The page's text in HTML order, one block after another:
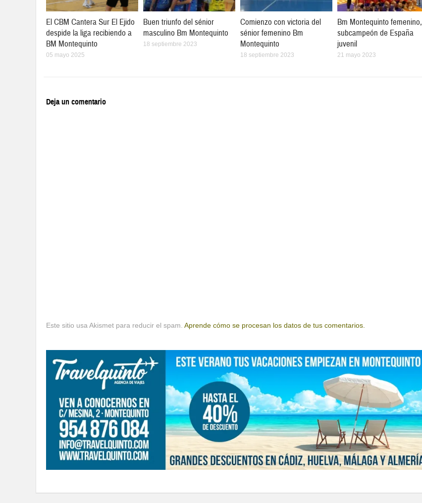
El CBM Cantera Sur El Ejido
despide la liga recibiendo a
BM Montequinto
05 mayo 2025
Buen triunfo del sénior
masculino Bm Montequinto
18 septiembre 2023
Comienzo con victoria del
sénior femenino Bm
Montequinto
18 septiembre 2023
Bm Montequinto femenino,
subcampeón de España
juvenil
21 mayo 2023
Deja un comentario
Este sitio usa Akismet para reducir el spam. Aprende cómo se procesan los datos de tus comentarios.